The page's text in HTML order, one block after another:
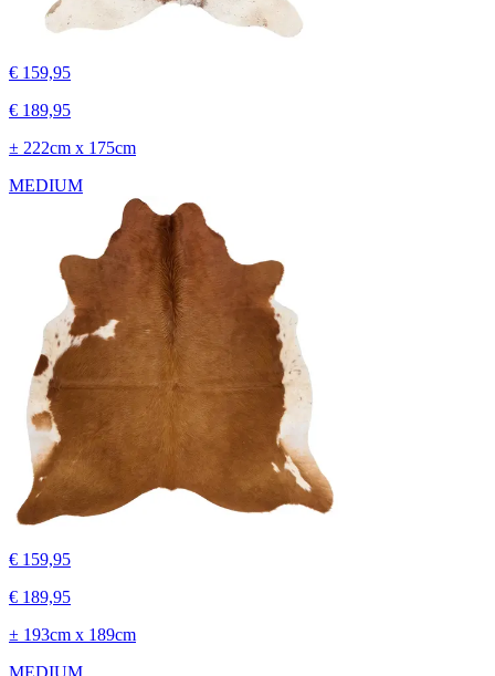
€ 159,95
€ 189,95
± 222cm x 175cm
MEDIUM
€ 159,95
€ 189,95
± 193cm x 189cm